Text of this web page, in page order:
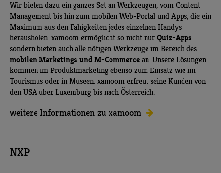
Wir bieten dazu ein ganzes Set an Werkzeugen, vom Content
Management bis hin zum mobilen Web-Portal und Apps, die ein
Maximum aus den Fähigkeiten jedes einzelnen Handys
herausholen. xamoom ermöglicht so nicht nur Quiz-Apps
sondern bieten auch alle nötigen Werkzeuge im Bereich des
mobilen Marketings und M-Commerce an. Unsere Lösungen
kommen im Produktmarketing ebenso zum Einsatz wie im
Tourismus oder in Museen. xamoom erfreut seine Kunden von
den USA über Luxemburg bis nach Österreich.
weitere Informationen zu xamoom
NXP